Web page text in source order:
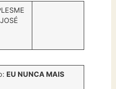
EU NUNCA MAIS